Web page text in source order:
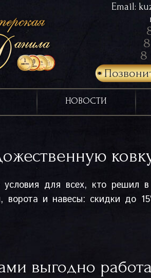
Email:
8
НОВОСТИ
условия для всех, кто решил
ворота и навесы: скидки до
выгодно